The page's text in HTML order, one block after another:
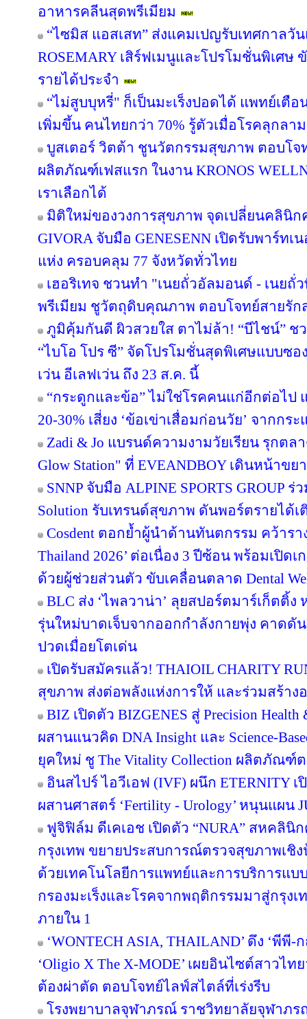
อาหารคลีนสุดพรีเมียม
“ไซมิส แอสเสท” ส่งแคมเปญรับเทศกาลวัน
ROSEMARY เสิร์ฟเมนูและโปรโมชั่นพิเศษ
รายได้ประจำ
“ไม่สูบบุหรี่" ก็เป็นมะเร็งปอดได้ แพทย์เตื
เพิ่มขึ้น คนไทยกว่า 70% รู้ตัวเมื่อโรคลุกลาม
บูสเตอร์ วิตต้า ชูนวัตกรรมสุขภาพ ตอบโ
ผลิตภัณฑ์เฟสแรก ในงาน KRONOS
เราเลือกได้
มิติใหม่ของวงการสุขภาพ จุดเปลี่ยนคลินิก
GIVORA จับมือ GENESENN เปิดรับพาร์ทเ
แห่ง ครอบคลุม 77 จังหวัดทั่วไทย
เฮอริเทจ ชวนทำ "เนยถั่วอัลมอนด์ - เนยถั่
พรีเมียม ชูวัตถุดิบคุณภาพ ตอบโจทย์สายรัก
ภูมิคุ้มกันดี ผิวสวยใส ตาไม่ล้า! “บีไชน์” ช
“ไบโอ โปร ซี” จัดโปรโมชั่นสุดพิเศษแบบซอ
เว่น อีเลฟเว่น ถึง 23 ส.ค. นี้
“กระดูกและข้อ” ไม่ใช่โรคคนแก่อีกต่อไป
20-30% เสี่ยง ‘ข้อเข่าเสื่อมก่อนวัย’ จากกร
Zadi & Jo แบรนด์ความงามวัยเรียน รุกตลา
Glow Station" ที่ EVEANDBOY เดินหน้าข
SNNP จับมือ ALPINE SPORTS GROUP
Solution รับเทรนด์สุขภาพ ดันพอร์ตรายได้เ
Cosdent ตอกย้ำผู้นำด้านทันตกรรม คว้าราง
Thailand 2026’ ต่อเนื่อง 3 ปีซ้อน พร้อมเปิด
ด้วยผู้ช่วยส่วนตัว ขับเคลื่อนตลาด Dental
BLC ส่ง ‘ไพลวาน่า’ ลุยสปอร์ตมาร์เก็ตติ้ง
รุ่นใหม่บาดเจ็บจากออกกำลังกายพุ่ง คาด
ปวดเมื่อยโตเด่น
เปิดรับสมัครแล้ว! THAIOIL CHARITY
สุขภาพ ส่งต่อพลังแห่งการให้ และร่วมสร้าง
BIZ เปิดตัว BIZGENES สู่ Precision
ผสานแนวคิด DNA Insight และ Science-
ยุคใหม่ ชู The Vitality Collection ผลิตภัณ
อินสไปร์ ไอวีเอฟ (IVF) ผนึก ETERNITY เปิ
ผสานศาสตร์ ‘Fertility - Urology’ หนุนแผน
ฟูจิฟิล์ม ดีเคเอช เปิดตัว “NURA” สหคลิ
กรุงเทพ ขยายประสบการณ์ตรวจสุขภาพเชิ
ด้วยเทคโนโลยีการแพทย์และการบริการแ
กรองมะเร็งและโรคจากพฤติกรรมมาสู่กรุง
ภายใน 1
‘WONTECH ASIA, THAILAND’ ดึง ‘พีพี
‘Oligio X The X-MODE’ เผยอินไซต์สาวไ
ต้องผ่าตัด ตอบโจทย์ไลฟ์สไตล์ที่เร่งรีบ
โรงพยาบาลจุฬาภรณ์ ราชวิทยาลัยจุฬาภ